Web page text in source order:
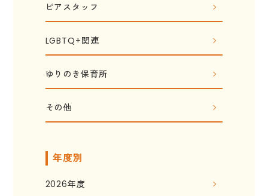
ピアスタッフ
LGBTQ+関連
ゆりのき保育所
その他
年度別
2026年度